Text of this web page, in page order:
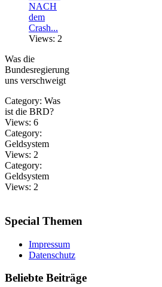
NACH
dem
Crash...
Views: 2
Was die
Bundesregierung
uns verschweigt
Category: Was
ist die BRD?
Views: 6
Category:
Geldsystem
Views: 2
Category:
Geldsystem
Views: 2
Special Themen
Impressum
Datenschutz
Beliebte Beiträge